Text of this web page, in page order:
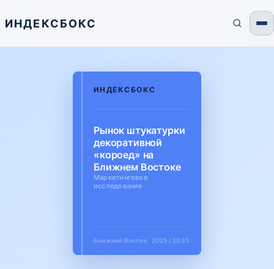
ИНДЕКСБОКС
ИНДЕКСБОКС
Рынок штукатурки
декоративной
«короед» на
Ближнем Востоке
Маркетинговое
исследование
Ближний Восток 2025 / 2035